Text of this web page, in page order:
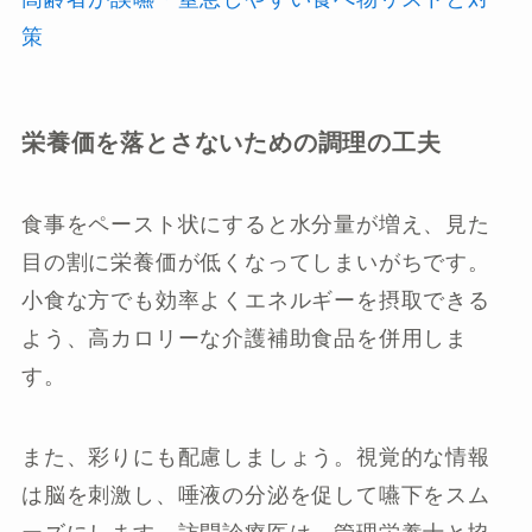
策
栄養価を落とさないための調理の工夫
食事をペースト状にすると水分量が増え、見た
目の割に栄養価が低くなってしまいがちです。
小食な方でも効率よくエネルギーを摂取できる
よう、高カロリーな介護補助食品を併用しま
す。
また、彩りにも配慮しましょう。視覚的な情報
は脳を刺激し、唾液の分泌を促して嚥下をスム